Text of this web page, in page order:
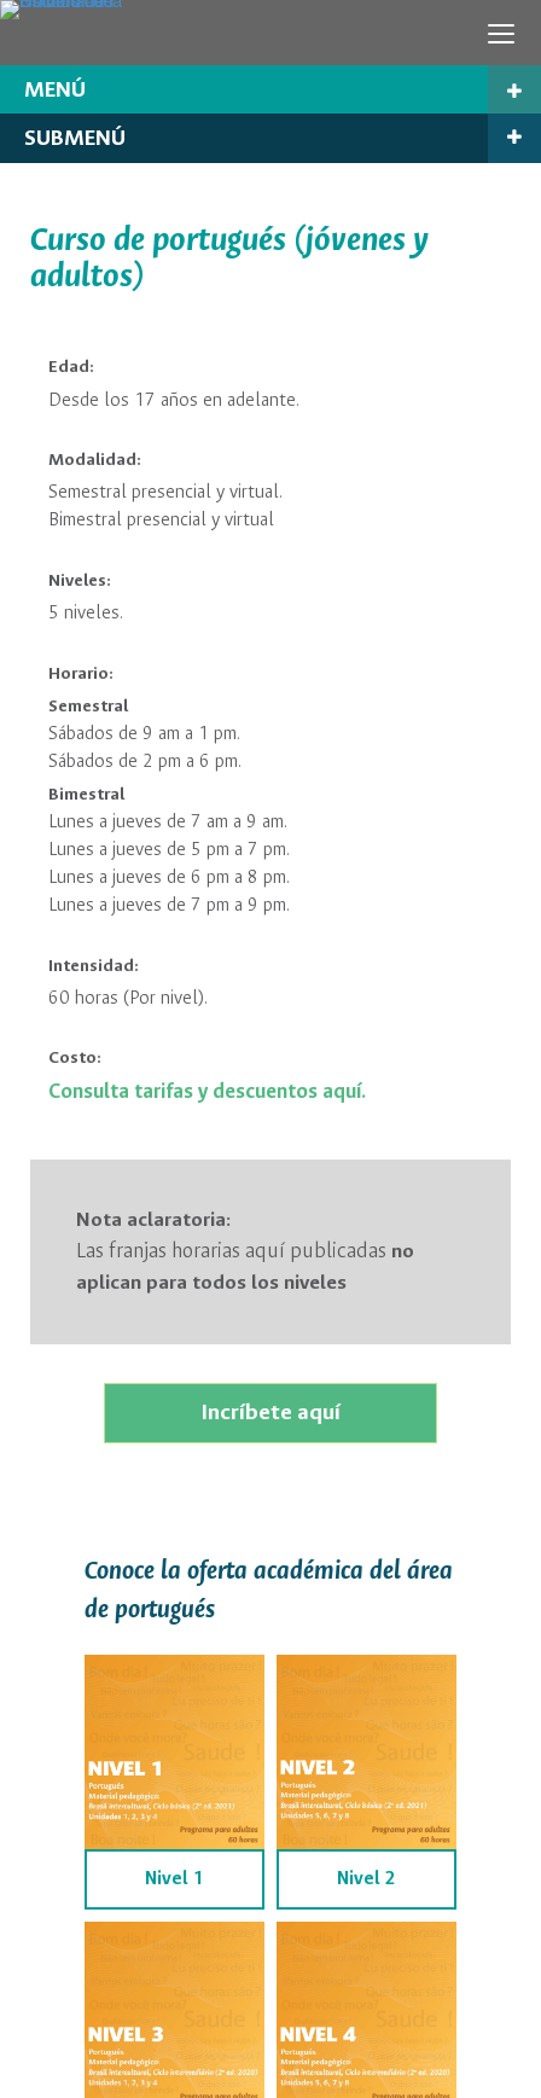
MENÚ
SUBMENÚ
Curso de portugués (jóvenes y
adultos)
Edad:
Desde los 17 años en adelante.
Modalidad:
Semestral presencial y virtual.
Bimestral presencial y virtual
Niveles:
5 niveles.
Horario:
Semestral
Sábados de 9 am a 1 pm.
Sábados de 2 pm a 6 pm.
Bimestral
Lunes a jueves de 7 am a 9 am.
Lunes a jueves de 5 pm a 7 pm.
Lunes a jueves de 6 pm a 8 pm.
Lunes a jueves de 7 pm a 9 pm.
Intensidad:
60 horas (Por nivel).
Costo:
Consulta tarifas y descuentos aquí.
Nota aclaratoria:
Las franjas horarias aquí publicadas no
aplican para todos los niveles
Incríbete aquí
Conoce la oferta académica del área
de portugués
Nivel 1 Nivel 2